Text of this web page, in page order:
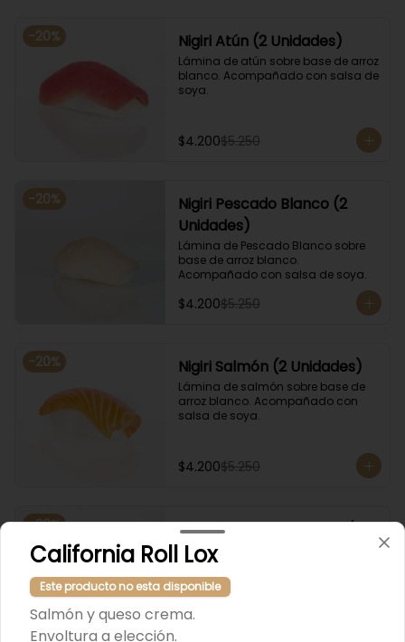
-20% Nigiri Atún (2 Unidades)
Lámina de atún sobre base de arroz
blanco. Acompañado con salsa de
soya.
$4.200$5.250
-20%
Nigiri Pescado Blanco (2
Unidades)
Lámina de Pescado Blanco sobre
base de arroz blanco.
Acompañado con salsa de soya.
$4.200$5.250
-20% Nigiri Salmón (2 Unidades)
Lámina de salmón sobre base de
arroz blanco. Acompañado con
salsa de soya.
$4.200$5.250
-20%
Nigiri Salmon Flameado (2
Unidades)
base de arroz blanco.
Acompañado con salsa de soya.
California Roll Lox
Este producto no esta disponible
Salmón y queso crema.
Envoltura a elección.